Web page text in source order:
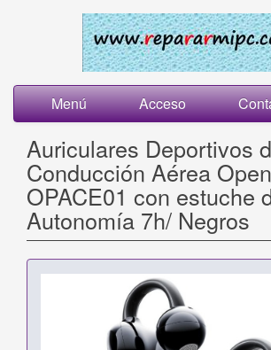
Menú Acceso
Auriculares Deportivos
Conducción Aérea
OPACE01 con estuche
Autonomía 7h/ Negros